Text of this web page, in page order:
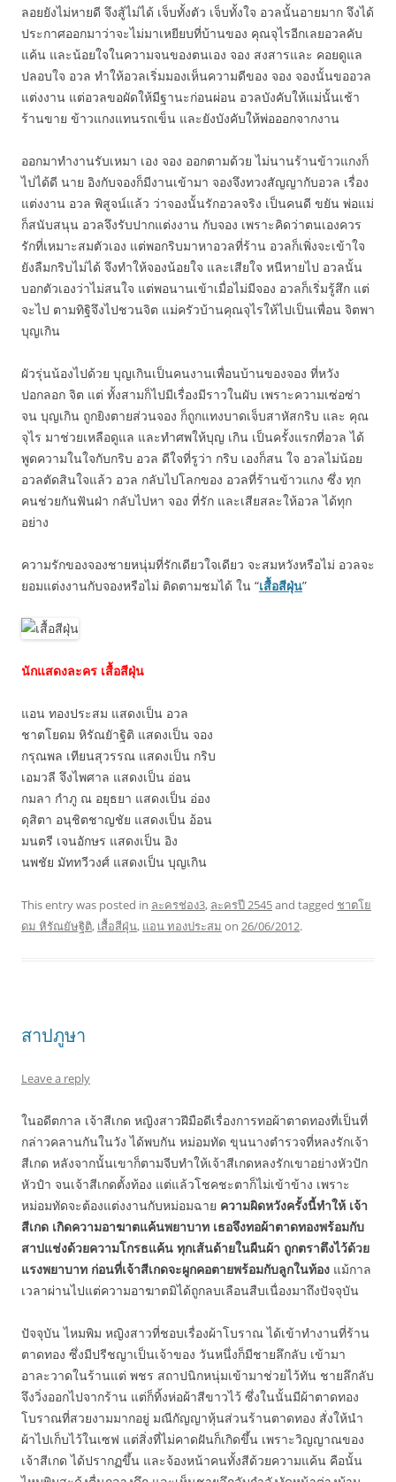
ลอยยังไม่หายดี จึงสู้ไม่ได้ เจ็บทั้งตัว เจ็บทั้งใจ อวลนั้นอายมาก จึงได้
ประกาศออกมาว่าจะไม่มาเหยียบที่บ้านของ คุณจุไรอีกเลยอวลคับ
แค้น และน้อยใจในความจนของตนเอง จอง สงสารและ คอยดูแล
ปลอบใจ อวล ทำให้อวลเริ่มมองเห็นความดีของ จอง จองนั้นขออวล
แต่งงาน แต่อวลขอผัดให้มีฐานะก่อนผ่อน อวลบังคับให้แม่นั้นเช้า
ร้านขาย ข้าวแกงแทนรถเข็น และยังบังคับให้พ่อออกจากงาน
ออกมาทำงานรับเหมา เอง จอง ออกตามด้วย ไม่นานร้านข้าวแกงก็
ไปได้ดี นาย อิงกับจองก็มีงานเข้ามา จองจึงทวงสัญญากับอวล เรื่อง
แต่งงาน อวล พิสูจน์แล้ว ว่าจองนั้นรักอวลจริง เป็นคนดี ขยัน พ่อแม่
ก็สนับสนุน อวลจึงรับปากแต่งงาน กับจอง เพราะคิดว่าตนเองควร
รักที่เหมาะสมตัวเอง แต่พอกริบมาหาอวลที่ร้าน อวลก็เพิ่งจะเข้าใจ
ยังลืมกริบไม่ได้ จึงทำให้จองน้อยใจ และเสียใจ หนีหายไป อวลนั้น
บอกตัวเองว่าไม่สนใจ แต่พอนานเข้าเมื่อไม่มีจอง อวลก็เริ่มรู้สึก แต่
จะไป ตามทิฐิจึงไปชวนจิต แม่ครัวบ้านคุณจุไรให้ไปเป็นเพื่อน จิตพา
บุญเกิน
ผัวรุ่นน้องไปด้วย บุญเกินเป็นคนงานเพื่อนบ้านของจอง ที่หวัง
ปอกลอก จิต แต่ ทั้งสามก็ไปมีเรื่องมีราวในผับ เพราะความเซ่อซ่า
จน บุญเกิน ถูกยิงตายส่วนจอง ก็ถูกแทงบาดเจ็บสาหัสกริบ และ คุณ
จุไร มาช่วยเหลือดูแล และทำศพให้บุญ เกิน เป็นครั้งแรกที่อวล ได้
พูดความในใจกับกริบ อวล ดีใจที่รูว่า กริบ เองก็สน ใจ อวลไม่น้อย
อวลตัดสินใจแล้ว อวล กลับไปโลกของ อวลที่ร้านข้าวแกง ซึ่ง ทุก
คนช่วยกันฟันฝ่า กลับไปหา จอง ที่รัก และเสียสละให้อวล ได้ทุก
อย่าง
ความรักของจองชายหนุ่มที่รักเดียวใจเดียว จะสมหวังหรือไม่ อวลจะ
ยอมแต่งงานกับจองหรือไม่ ติดตามชมได้ ใน “เสื้อสีฝุ่น”
นักแสดงละคร เสื้อสีฝุ่น
แอน ทองประสม แสดงเป็น อวล
ชาตโยดม หิรัณยัาฐิติ แสดงเป็น จอง
กรุณพล เทียนสุวรรณ แสดงเป็น กริบ
เอมวลี จึงไพศาล แสดงเป็น อ่อน
กมลา กำภู ณ อยุธยา แสดงเป็น อ่อง
ดุสิตา อนุชิตชาญชัย แสดงเป็น อ้อน
มนตรี เจนอักษร แสดงเป็น อิง
นพชัย มัททวีวงศ์ แสดงเป็น บุญเกิน
This entry was posted in ละครช่อง3, ละครปี 2545and tagged ชาตโย
ดม หิรัณยัษฐิติ, เสื้อสีฝุ่น, แอน ทองประสม on 26/06/2012.
สาปภูษา
Leave a reply
ในอดีตกาล เจ้าสีเกด หญิงสาวฝีมือดีเรื่องการทอผ้าตาดทองที่เป็นที่
กล่าวคลานกันในวัง ได้พบกัน หม่อมทัด ขุนนางตำรวจที่หลงรักเจ้า
สีเกด หลังจากนั้นเขาก็ตามจีบทำให้เจ้าสีเกดหลงรักเขาอย่างหัวปัก
หัวปำ จนเจ้าสีเกดตั้งท้อง แต่แล้วโชคชะตาก็ไม่เข้าข้าง เพราะ
หม่อมทัดจะต้องแต่งงานกับหม่อมฉาย ความผิดหวังครั้งนี้ทำให้ เจ้า
สีเกด เกิดความอาฆาตแค้นพยาบาท เธอจึงทอผ้าตาดทองพร้อมกับ
สาปแช่งด้วยความโกรธแค้น ทุกเส้นด้ายในผืนผ้า ถูกตราตึงไว้ด้วย
แรงพยาบาท ก่อนที่เจ้าสีเกดจะผูกคอตายพร้อมกับลูกในท้อง แม้กาล
เวลาผ่านไปแต่ความอาฆาตมิได้ถูกลบเลือนสืบเนื่องมาถึงปัจจุบัน
ปัจจุบัน ไหมพิม หญิงสาวที่ชอบเรื่องผ้าโบราณ ได้เข้าทำงานที่ร้าน
ตาดทอง ซึ่งมีปรีชญาเป็นเจ้าของ วันหนึ่งก็มีชายลึกลับ เข้ามา
อาละวาดในร้านแต่ พชร สถาปนิกหนุ่มเข้ามาช่วยไว้ทัน ชายลึกลับ
จึงวิ่งออกไปจากร้าน แต่ก็ทิ้งห่อผ้าสีขาวไว้ ซึ่งในนั้นมีผ้าตาดทอง
โบราณที่สวยงามมากอยู่ มณีกัญญาหุ้นส่วนร้านตาดทอง สั่งให้นำ
ผ้าไปเก็บไว้ในเซฟ แต่สิ่งที่ไม่คาดฝันก็เกิดขึ้น เพราะวิญญาณของ
เจ้าสีเกด ได้ปรากฏขึ้น และจ้องหน้าคนทั้งสีด้วยความแค้น คือนั้น